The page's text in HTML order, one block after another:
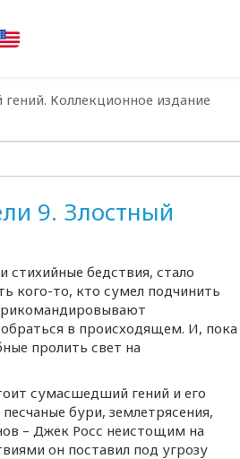
Коллекционное издание
9. Злостный
бедствия, стало
кого-то, кто сумел подчинить
в происходящем. И, пока
пролить свет на
сумасшедший гений и его
бури, землетрясения,
– Джек Росс неистощим на
он поставил под угрозу